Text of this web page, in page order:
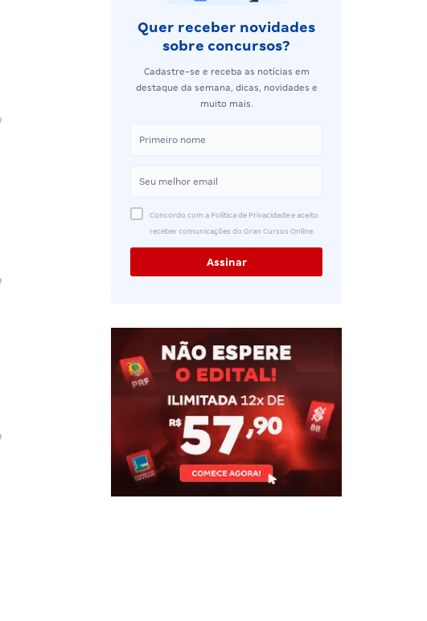
Quer receber novidades
sobre concursos?
Cadastre-se e receba as notícias em
destaque da semana, dicas, novidades e
muito mais.
Concordo com a Política de Privacidade e aceito
receber comunicações do Gran Cursos Online.